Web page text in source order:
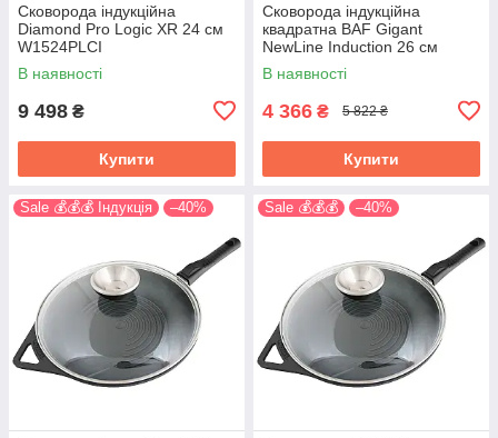
Сковорода індукційна
Diamond Pro Logic XR 24 см
W1524PLCI
В наявності
9 498 ₴
Купити
Сковорода індукційна
квадратна BAF Gigant
NewLine Induction 26 см
з`ємна ручка 500114260-IR
В наявності
4 366 ₴ 5 822 ₴
Купити
Sale 💰💰💰 Індукція –40% Sale 💰💰💰 –40%